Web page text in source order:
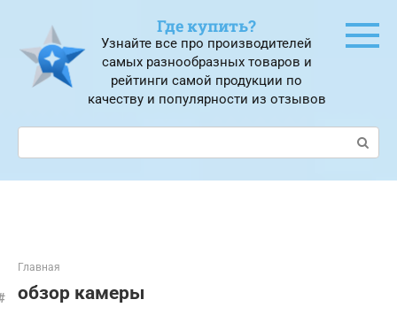
контенту
Где купить?
Узнайте все про производителей
самых разнообразных товаров и
рейтинги самой продукции по
качеству и популярности из отзывов
Поиск:
Главная
обзор камеры